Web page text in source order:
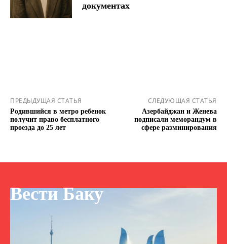
документах
ПРЕДЫДУЩАЯ СТАТЬЯ
Родившийся в метро ребенок
получит право бесплатного
проезда до 25 лет
СЛЕДУЮЩАЯ СТАТЬЯ
Азербайджан и Женева
подписали меморандум в
сфере разминирования
Вести Баку